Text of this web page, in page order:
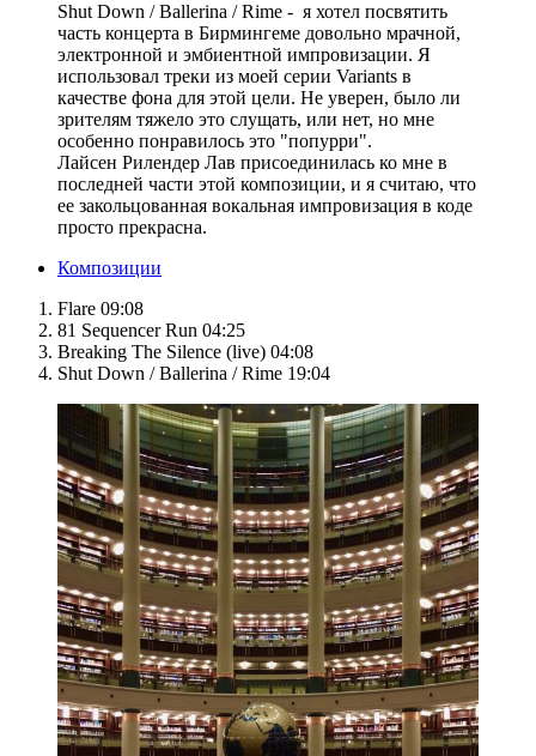
Shut Down / Ballerina / Rime - я хотел посвятить
часть концерта в Бирмингеме довольно мрачной,
электронной и эмбиентной импровизации. Я
использовал треки из моей серии Variants в
качестве фона для этой цели. Не уверен, было ли
зрителям тяжело это слущать, или нет, но мне
особенно понравилось это "попурри".
Лайсен Рилендер Лав присоединилась ко мне в
последней части этой композиции, и я считаю, что
ее закольцованная вокальная импровизация в коде
просто прекрасна.
Композиции
Flare 09:08
81 Sequencer Run 04:25
Breaking The Silence (live) 04:08
Shut Down / Ballerina / Rime 19:04